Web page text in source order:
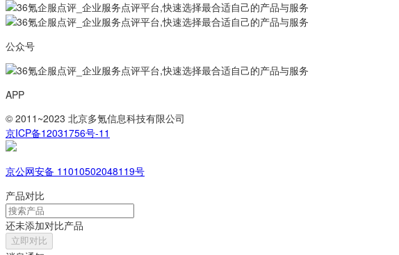
公众号
APP
© 2011~2023 北京多氪信息科技有限公司
京ICP备12031756号-11
京公网安备 11010502048119号
产品对比
还未添加对比产品
立即对比